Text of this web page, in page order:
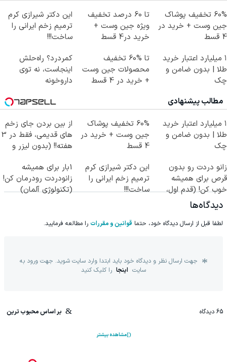
60% تخفیف پوشاک
جین وست + خرید در
4 قسط
تا 60 درصد تخفیف
ویژه جین وست +
خرید در4 قسط
این دکتر شیرازی کرم
ترمیم زخم ایرانی را
ساخت!!!
۱ میلیارد اعتبار خرید
طلا | بدون ضامن و
چک
تا %60 تخفیف
محصولات جین وست
+ خرید در 4 قسط
کمردرد؟ راه‌حلش
اینجاست، نه توی
داروخونه
مطالب پیشنهادی
۱ میلیارد اعتبار خرید
طلا | بدون ضامن و
چک
60% تخفیف پوشاک
جین وست + خرید در
4 قسط
از بین بردن جای زخم
های قدیمی، فقط در 3
هفته!! (بدون لیزر و
زانو دردت رو بدون
قرص برای همیشه
خوب کن! (قدم اول،
پرسش‌نامه)
این دکتر شیرازی کرم
ترمیم زخم ایرانی را
ساخت!!!
1بار برای همیشه
زانودردت رودرمان کن!
(تکنولوژی آلمان)
دیدگاه‌ها
لطفا قبل از ارسال دیدگاه خود، حتما قوانین و مقررات را مطالعه فرمایید.
جهت ارسال نظر و دیدگاه خود باید ابتدا وارد سایت شوید. جهت ورود به
سایت اینجا را کلیک کنید
65 دیدگاه بر اساس محبوب ترین
مشاهده بیشتر